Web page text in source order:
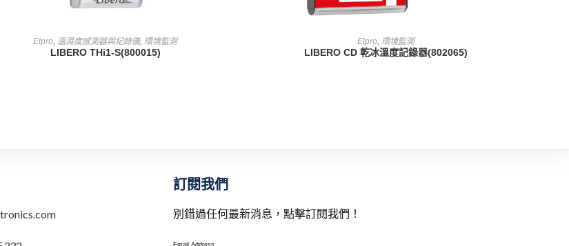
查看內容
Elpro, 溫濕度感測器與紀錄儀, 環境監測
LIBERO THi1-S(800015)
查看內容
Elpro, 環境監測
LIBERO CD 乾冰溫度記錄器(802065)
訂閱我們
別錯過任何最新消息，點擊訂閱我們！
Email Address